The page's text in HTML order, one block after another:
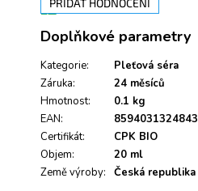
ý
i
s
h
d
n
o
c
Doplňkové parametry
Kategorie:
Pleťová séra
Záruka:
24 měsíců
Hmotnost:
0.1 kg
EAN:
8594031324843
Certifikát:
CPK BIO
Objem:
20 ml
Země výroby: Česká republika